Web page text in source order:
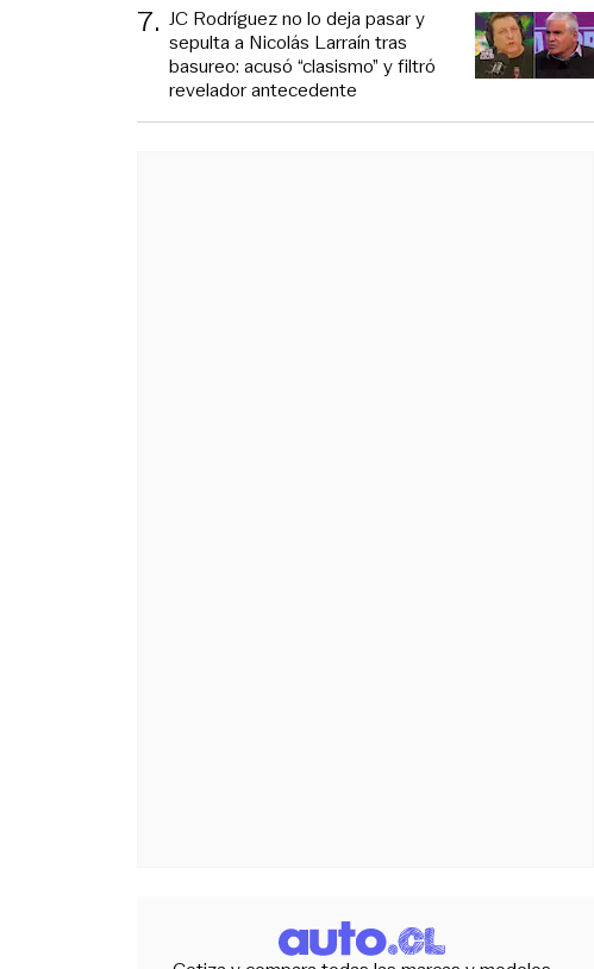
7. JC Rodríguez no lo deja pasar y
sepulta a Nicolás Larraín tras
basureo: acusó “clasismo” y filtró
revelador antecedente